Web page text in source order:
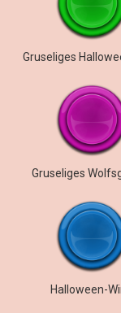
Gruseliges
Gruseliges
Halloween-